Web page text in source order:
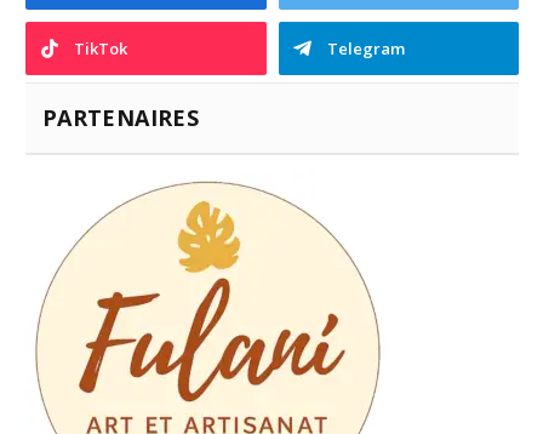
TikTok Telegram
PARTENAIRES